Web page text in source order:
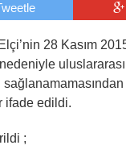
28 Kasım
ifade edildi.
;